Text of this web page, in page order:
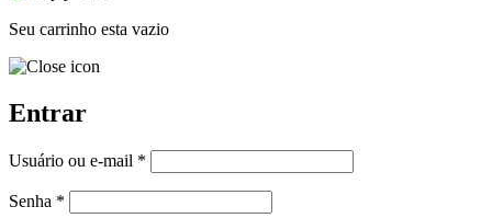
Seu carrinho esta vazio
Entrar
Usuário ou e-mail *
Senha *